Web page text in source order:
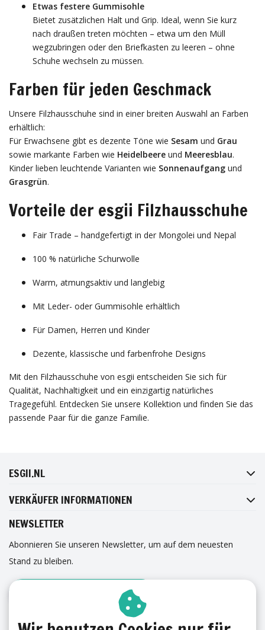
Etwas festere Gummisohle
Bietet zusätzlichen Halt und Grip. Ideal, wenn Sie kurz
nach draußen treten möchten – etwa um den Müll
wegzubringen oder den Briefkasten zu leeren – ohne
Schuhe wechseln zu müssen.
Farben für jeden Geschmack
Unsere Filzhausschuhe sind in einer breiten Auswahl an Farben
erhältlich:
Für Erwachsene gibt es dezente Töne wie Sesam und Grau
sowie markante Farben wie Heidelbeere und Meeresblau.
Kinder lieben leuchtende Varianten wie Sonnenaufgang und
Grasgrün.
Vorteile der esgii Filzhausschuhe
Fair Trade – handgefertigt in der Mongolei und Nepal
100 % natürliche Schurwolle
Warm, atmungsaktiv und langlebig
Mit Leder- oder Gummisohle erhältlich
Für Damen, Herren und Kinder
Dezente, klassische und farbenfrohe Designs
Mit den Filzhausschuhe von esgii entscheiden Sie sich für
Qualität, Nachhaltigkeit und ein einzigartig natürliches
Tragegefühl. Entdecken Sie unsere Kollektion und finden Sie das
passende Paar für die ganze Familie.
ESGII.NL
VERKÄUFER INFORMATIONEN
NEWSLETTER
Abonnieren Sie unseren Newsletter, um auf dem neuesten
Stand zu bleiben.
ANMELDUNG ZUM NEWSLETTER